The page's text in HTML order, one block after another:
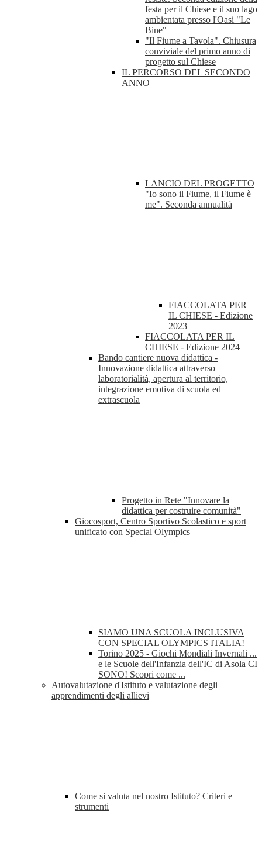
festa per il Chiese e il suo lago
ambientata presso l'Oasi "Le
Bine"
"Il Fiume a Tavola". Chiusura
conviviale del primo anno di
progetto sul Chiese
IL PERCORSO DEL SECONDO
ANNO
LANCIO DEL PROGETTO
"Io sono il Fiume, il Fiume è
me". Seconda annualità
FIACCOLATA PER
IL CHIESE - Edizione
2023
FIACCOLATA PER IL
CHIESE - Edizione 2024
Bando cantiere nuova didattica -
Innovazione didattica attraverso
laboratorialità, apertura al territorio,
integrazione emotiva di scuola ed
extrascuola
Progetto in Rete "Innovare la
didattica per costruire comunità"
Giocosport, Centro Sportivo Scolastico e sport
unificato con Special Olympics
SIAMO UNA SCUOLA INCLUSIVA
CON SPECIAL OLYMPICS ITALIA!
Torino 2025 - Giochi Mondiali Invernali ...
e le Scuole dell'Infanzia dell'IC di Asola CI
SONO! Scopri come ...
Autovalutazione d'Istituto e valutazione degli
apprendimenti degli allievi
Come si valuta nel nostro Istituto? Criteri e
strumenti